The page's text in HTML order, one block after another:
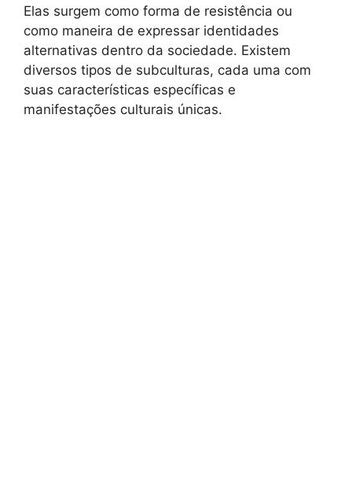
Elas surgem como forma de resistência ou
como maneira de expressar identidades
alternativas dentro da sociedade. Existem
diversos tipos de subculturas, cada uma com
suas características específicas e
manifestações culturais únicas.